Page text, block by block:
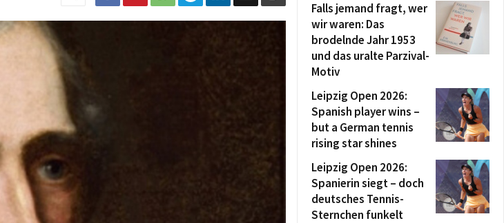
Falls jemand fragt, wer
wir waren: Das
brodelnde Jahr 1953
und das uralte Parzival-
Motiv
Leipzig Open 2026:
Spanish player wins –
but a German tennis
rising star shines
Leipzig Open 2026:
Spanierin siegt – doch
deutsches Tennis-
Sternchen funkelt